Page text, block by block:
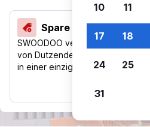
Spare 40 % und mehr
SWOODOO vergleicht Preise
von Dutzenden Reise-Websites
in einer einzigen Suche.
10 11
17 18
24 25
31